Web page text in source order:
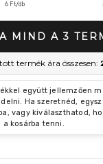
6 Ft/db
MIND A 3
termék ára összesen:
együtt jellemzően
Ha szeretnéd,
vagy kiválaszthatod,
kosárba tenni.